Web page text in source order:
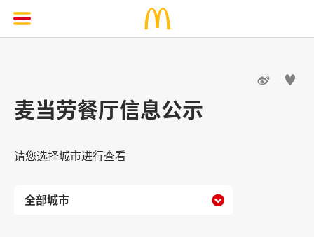
 
麦当劳餐厅信息公示
请您选择城市进行查看
